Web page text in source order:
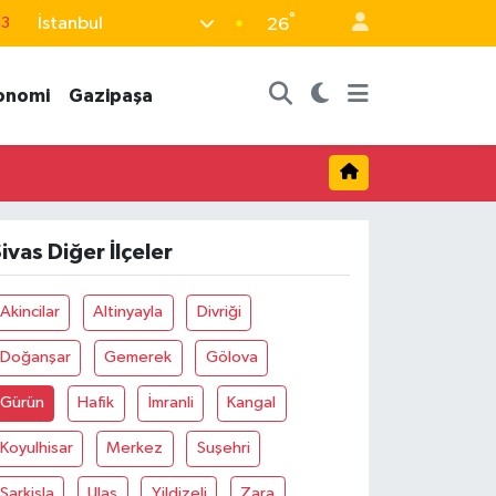
İstanbul 26°
Gazipaşa
Diğer İlçeler
Akincilar Altinyayla Divriği
Doğanşar Gemerek Gölova
Gürün Hafik İmranli Kangal
Koyulhisar Merkez Suşehri